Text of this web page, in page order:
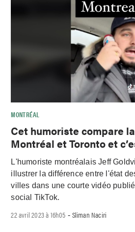
MONTRÉAL
Cet humoriste compare
Montréal et Toronto et
L'humoriste montréalais Jeff
illustrer la différence entre l'état
villes dans une courte vidéo
social TikTok.
22 avril 2023 à 16h05 - Sliman Naciri